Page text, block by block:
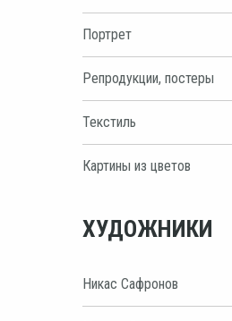
Портрет
Репродукции, постеры
Текстиль
Картины из цветов
ХУДОЖНИКИ
Никас Сафронов